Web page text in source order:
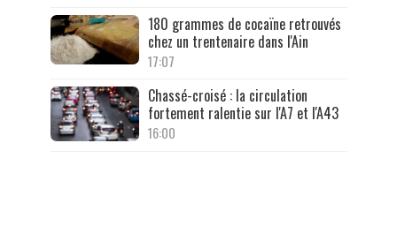
180 grammes de cocaïne retrouvés
chez un trentenaire dans l'Ain
17:07
Chassé-croisé : la circulation
fortement ralentie sur l'A7 et l'A43
16:00